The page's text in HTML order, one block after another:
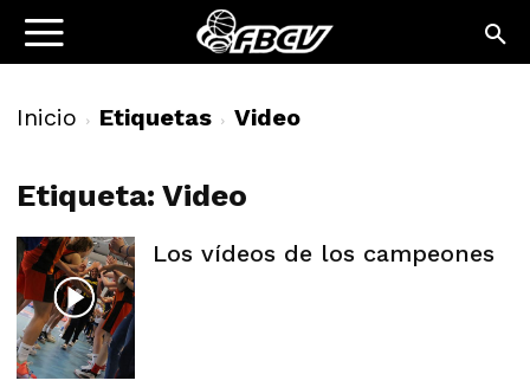
Inicio Etiquetas Video
Etiqueta: Video
Los vídeos de los campeones